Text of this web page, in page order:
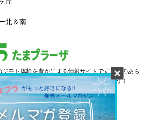
北＆南
ジモト体験を豊かにする情報サイトです。街のあら
更新しています。早速情報を探してみよう！